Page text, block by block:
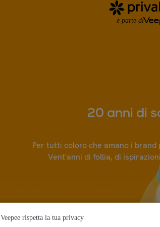
20 anni di
Per tutti coloro che amano i
Vent'anni di follia, di
Veepee rispetta la tua privacy